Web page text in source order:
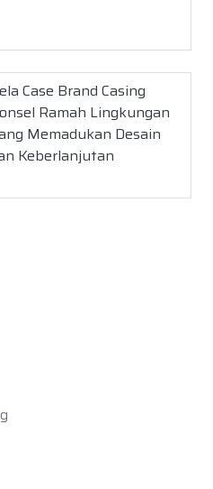
Case Brand Casing
Ramah Lingkungan
Memadukan Desain
Keberlanjutan